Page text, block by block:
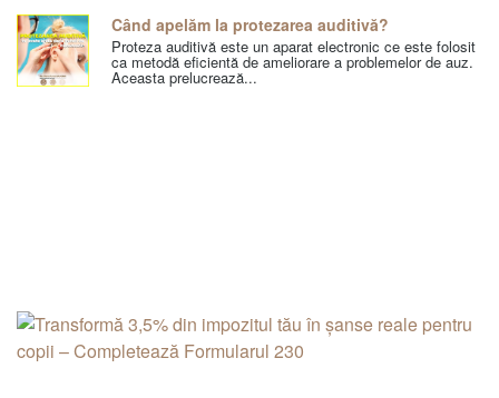
Când apelăm la protezarea auditivă?
Proteza auditivă este un aparat electronic ce este folosit
ca metodă eficientă de ameliorare a problemelor de auz.
Aceasta prelucrează...